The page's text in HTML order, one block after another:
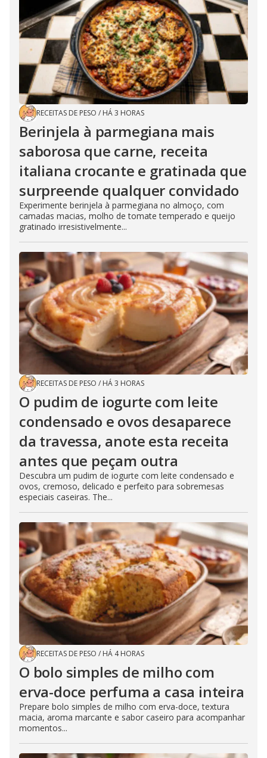
RECEITAS DE PESO / HÁ 3 HORAS
Berinjela à parmegiana mais
saborosa que carne, receita
italiana crocante e gratinada que
surpreende qualquer convidado
Experimente berinjela à parmegiana no almoço, com
camadas macias, molho de tomate temperado e queijo
gratinado irresistivelmente...
RECEITAS DE PESO / HÁ 3 HORAS
O pudim de iogurte com leite
condensado e ovos desaparece
da travessa, anote esta receita
antes que peçam outra
Descubra um pudim de iogurte com leite condensado e
ovos, cremoso, delicado e perfeito para sobremesas
especiais caseiras. The...
RECEITAS DE PESO / HÁ 4 HORAS
O bolo simples de milho com
erva-doce perfuma a casa inteira
Prepare bolo simples de milho com erva-doce, textura
macia, aroma marcante e sabor caseiro para acompanhar
momentos...